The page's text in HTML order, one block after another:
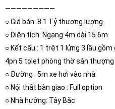
—————————
○ Giá bán: 8.1 Tỷ thương lượng
○ Diện tích: Ngang 4m dài 15.6m
○ Kết cấu : 1 trệt 1 lửng 3 lầu
4pn 5 tolet phòng thờ sân thượng
○ Đường : 5m xe hơi vào nhà.
○ Nội thất bàn giao : Full option
○ Nhà hướng: Tây Bắc